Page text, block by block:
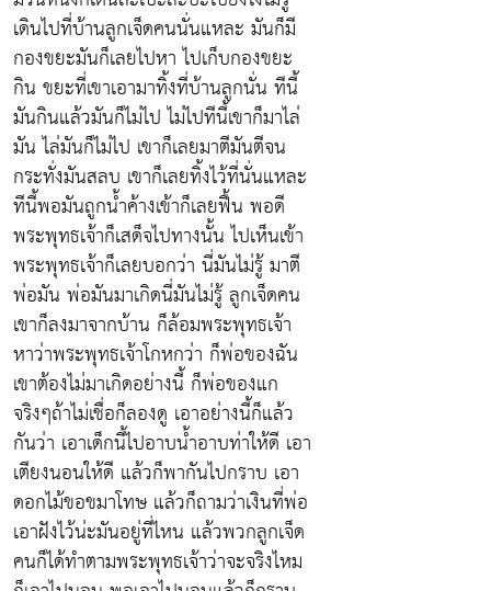
เดินไปที่บ้านลูกเจ็ดคนนั่นแหละ มันก็มี
กองขยะมันก็เลยไปหา ไปเก็บกองขยะ
กิน ขยะที่เขาเอามาทิ้งที่บ้านลูกนั่น ทีนี้
มันกินแล้วมันก็ไม่ไป ไม่ไปทีนี้เขาก็มาไล่
มัน ไล่มันก็ไม่ไป เขาก็เลยมาตีมันตีจน
กระทั่งมันสลบ เขาก็เลยทิ้งไว้ที่นั่นแหละ
ทีนี้พอมันถูกน้ำค้างเข้าก็เลยฟื้น พอดี
พระพุทธเจ้าก็เสด็จไปทางนั้น ไปเห็นเข้า
พระพุทธเจ้าก็เลยบอกว่า นี่มันไม่รู้ มาตี
พ่อมัน พ่อมันมาเกิดนี่มันไม่รู้ ลูกเจ็ดคน
เขาก็ลงมาจากบ้าน ก็ล้อมพระพุทธเจ้า
หาว่าพระพุทธเจ้าโกหกว่า ก็พ่อของฉัน
เขาต้องไม่มาเกิดอย่างนี้ ก็พ่อของแก
จริงๆถ้าไม่เชื่อก็ลองดู เอาอย่างนี้ก็แล้ว
กันว่า เอาเด็กนี้ไปอาบน้ำอาบท่าให้ดี เอา
เตียงนอนให้ดี แล้วก็พากันไปกราบ เอา
ดอกไม้ขอขมาโทษ แล้วก็ถามว่าเงินที่พ่อ
เอาฝังไว้น่ะมันอยู่ที่ไหน แล้วพวกลูกเจ็ด
คนก็ได้ทำตามพระพุทธเจ้าว่าจะจริงไหม